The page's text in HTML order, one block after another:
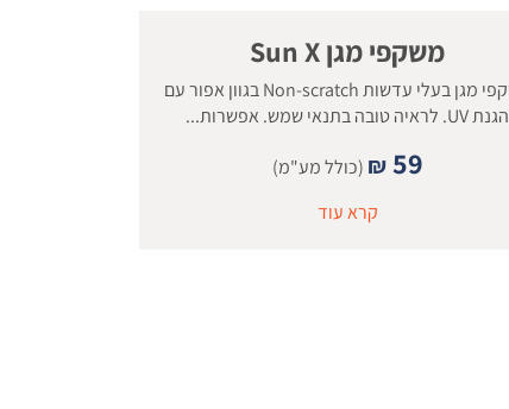
משקפי מגן Sun X
משקפי מגן בעלי עדשות Non-scratch בגוון אפור עם
הגנת UV. לראיה טובה בתנאי שמש. אפשרות...
₪ 59
(כולל מע"מ)
קרא עוד